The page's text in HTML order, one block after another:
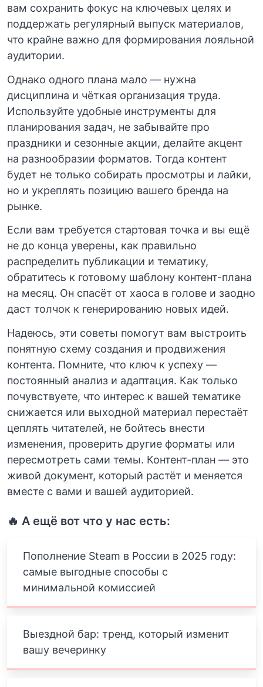
вам сохранить фокус на ключевых целях и
поддержать регулярный выпуск материалов,
что крайне важно для формирования лояльной
аудитории.
Однако одного плана мало — нужна
дисциплина и чёткая организация труда.
Используйте удобные инструменты для
планирования задач, не забывайте про
праздники и сезонные акции, делайте акцент
на разнообразии форматов. Тогда контент
будет не только собирать просмотры и лайки,
но и укреплять позицию вашего бренда на
рынке.
Если вам требуется стартовая точка и вы ещё
не до конца уверены, как правильно
распределить публикации и тематику,
обратитесь к готовому шаблону контент-плана
на месяц. Он спасёт от хаоса в голове и заодно
даст толчок к генерированию новых идей.
Надеюсь, эти советы помогут вам выстроить
понятную схему создания и продвижения
контента. Помните, что ключ к успеху —
постоянный анализ и адаптация. Как только
почувствуете, что интерес к вашей тематике
снижается или выходной материал перестаёт
цеплять читателей, не бойтесь внести
изменения, проверить другие форматы или
пересмотреть сами темы. Контент-план — это
живой документ, который растёт и меняется
вместе с вами и вашей аудиторией.
🔥 А ещё вот что у нас есть:
Пополнение Steam в России в 2025 году:
самые выгодные способы с
минимальной комиссией
Выездной бар: тренд, который изменит
вашу вечеринку